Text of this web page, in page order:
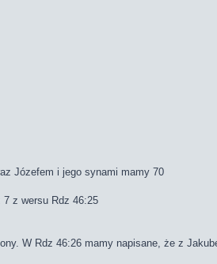
Józefem i jego synami mamy 70
z wersu Rdz 46:25
W Rdz 46:26 mamy napisane, że z